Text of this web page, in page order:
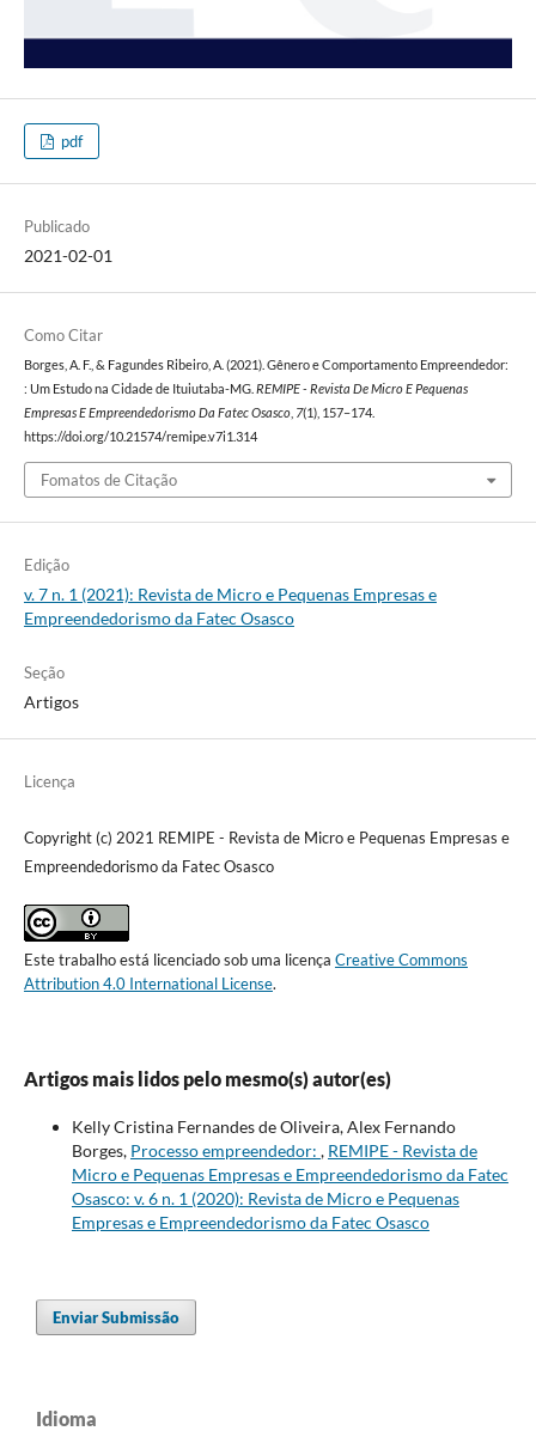
pdf
Publicado
2021-02-01
Como Citar
Borges, A. F., & Fagundes Ribeiro, A. (2021). Gênero e Comportamento Empreendedor:
: Um Estudo na Cidade de Ituiutaba-MG. REMIPE - Revista De Micro E Pequenas
Empresas E Empreendedorismo Da Fatec Osasco, 7(1), 157–174.
https://doi.org/10.21574/remipe.v7i1.314
Fomatos de Citação
Edição
v. 7 n. 1 (2021): Revista de Micro e Pequenas Empresas e
Empreendedorismo da Fatec Osasco
Seção
Artigos
Licença
Copyright (c) 2021 REMIPE - Revista de Micro e Pequenas Empresas e
Empreendedorismo da Fatec Osasco
Este trabalho está licenciado sob uma licença Creative Commons
Attribution 4.0 International License.
Artigos mais lidos pelo mesmo(s) autor(es)
Kelly Cristina Fernandes de Oliveira, Alex Fernando
Borges, Processo empreendedor: , REMIPE - Revista de
Micro e Pequenas Empresas e Empreendedorismo da Fatec
Osasco: v. 6 n. 1 (2020): Revista de Micro e Pequenas
Empresas e Empreendedorismo da Fatec Osasco
Enviar Submissão
Idioma